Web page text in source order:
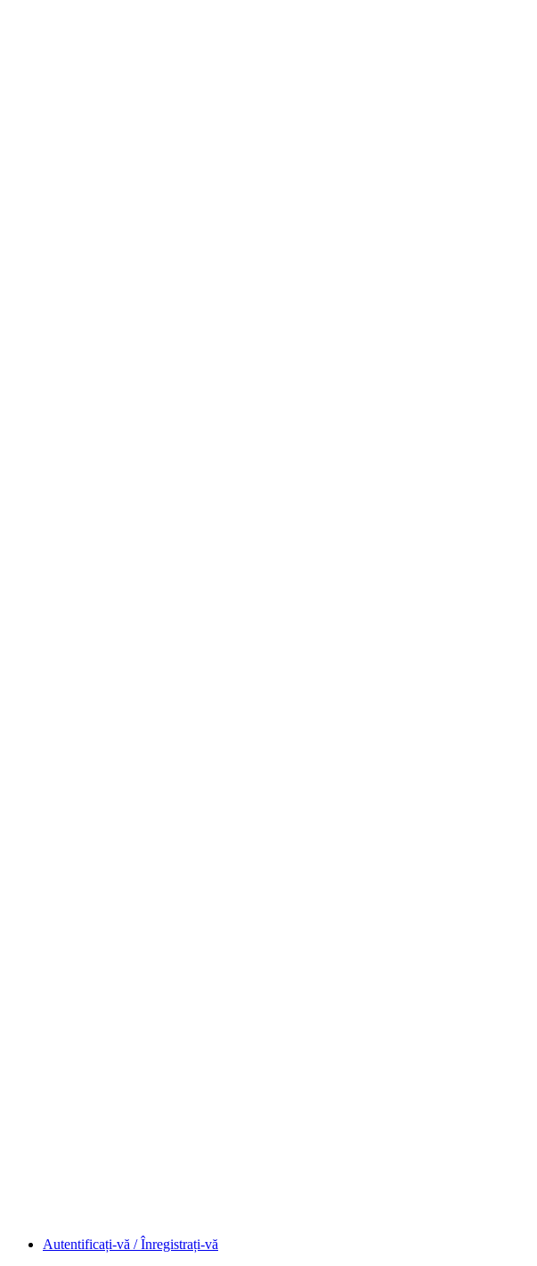
Autentificați-vă / Înregistrați-vă